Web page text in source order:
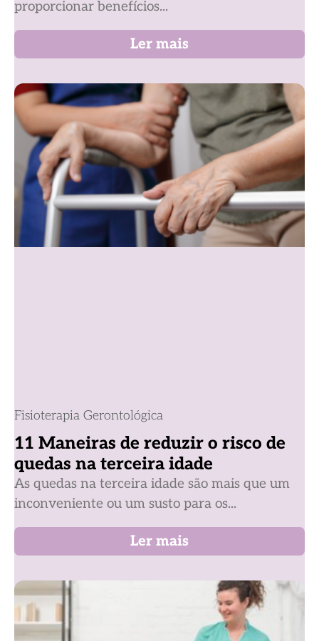
proporcionar benefícios...
Ler mais
Fisioterapia Gerontológica
11 Maneiras de reduzir o risco de
quedas na terceira idade
As quedas na terceira idade são mais que um
inconveniente ou um susto para os...
Ler mais